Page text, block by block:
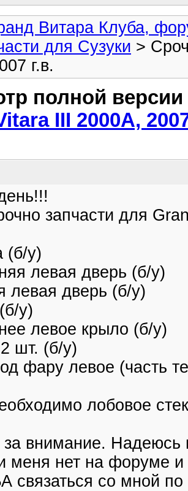
Витара Клуба,
для Сузуки >
г.в.
полной
III 2000А,
запчасти для
(б/у)
левая дверь (б/у)
левая дверь (б/у)
у)
левое крыло (б/у)
шт. (б/у)
фару левое (часть
лобовое
за внимание.
меня нет на форуме
связаться со мной